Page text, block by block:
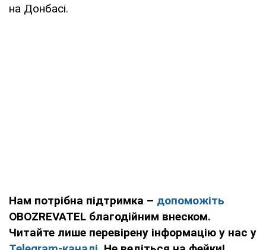
на Донбасі.
Нам потрібна підтримка – допоможіть
OBOZREVATEL благодійним внеском.
Читайте лише перевірену інформацію у нас у